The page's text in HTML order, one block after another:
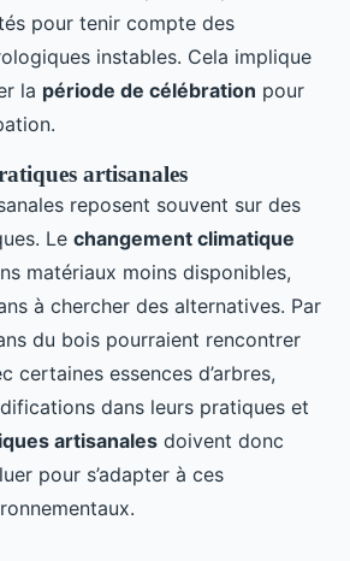
pour tenir compte des
instables. Cela implique
la période de célébration pour
artisanales
reposent souvent sur des
Le changement climatique
matériaux moins disponibles,
à chercher des alternatives. Par
du bois pourraient rencontrer
certaines essences d’arbres,
dans leurs pratiques et
artisanales doivent donc
pour s’adapter à ces